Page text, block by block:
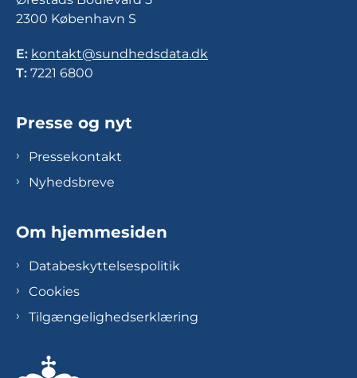
2300 København S
E: kontakt@sundhedsdata.dk
T: 7221 6800
Presse og nyt
Pressekontakt
Nyhedsbreve
Om hjemmesiden
Databeskyttelsespolitik
Cookies
Tilgængelighedserklæring